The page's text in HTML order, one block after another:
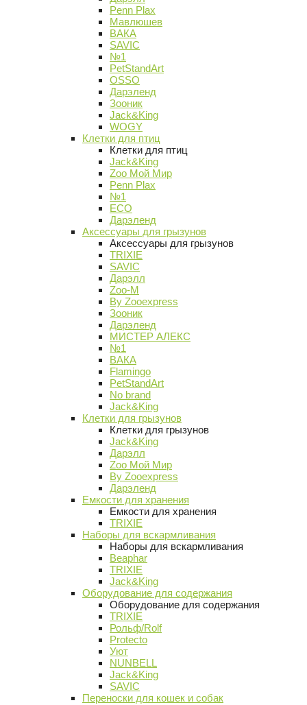
Penn Plax
Мавлюшев
ВАКА
SAVIC
№1
PetStandArt
OSSO
Дарэленд
Зооник
Jack&King
WOGY
Клетки для птиц
Клетки для птиц
Jack&King
Zoo Мой Мир
Penn Plax
№1
ECO
Дарэленд
Аксессуары для грызунов
Аксессуары для грызунов
TRIXIE
SAVIC
Дарэлл
Zoo-M
By Zooexpress
Зооник
Дарэленд
МИСТЕР АЛЕКС
№1
ВАКА
Flamingo
PetStandArt
No brand
Jack&King
Клетки для грызунов
Клетки для грызунов
Jack&King
Дарэлл
Zoo Мой Мир
By Zooexpress
Дарэленд
Емкости для хранения
Емкости для хранения
TRIXIE
Наборы для вскармливания
Наборы для вскармливания
Beaphar
TRIXIE
Jack&King
Оборудование для содержания
Оборудование для содержания
TRIXIE
Рольф/Rolf
Protecto
Уют
NUNBELL
Jack&King
SAVIC
Переноски для кошек и собак